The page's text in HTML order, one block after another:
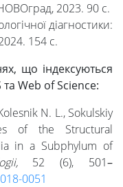
2023. 90 с.
діагностики:
154 с.
що індексуються
Web of Science:
N. L., Sokulskiy
of the Structural
in a Subphylum of
52 (6), 501–
0051